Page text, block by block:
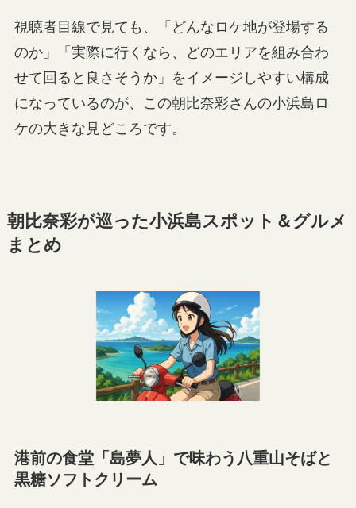
視聴者目線で見ても、「どんなロケ地が登場する
のか」「実際に行くなら、どのエリアを組み合わ
せて回ると良さそうか」をイメージしやすい構成
になっているのが、この朝比奈彩さんの小浜島ロ
ケの大きな見どころです。
朝比奈彩が巡った小浜島スポット＆グルメ
まとめ
港前の食堂「島夢人」で味わう八重山そばと
黒糖ソフトクリーム